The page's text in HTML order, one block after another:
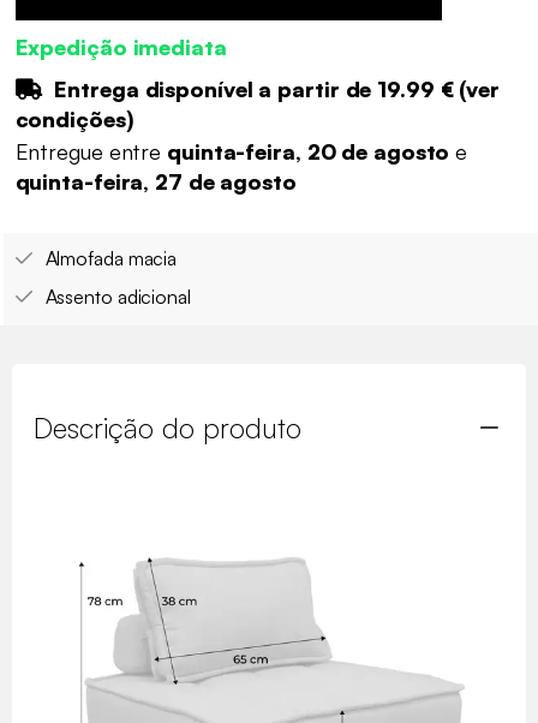
Expedição imediata
Entrega disponível a partir de 19.99 €(ver
condições)
Entregue entre quinta-feira, 20 de agostoe
quinta-feira, 27 de agosto
Almofada macia
Assento adicional
Descrição do produto